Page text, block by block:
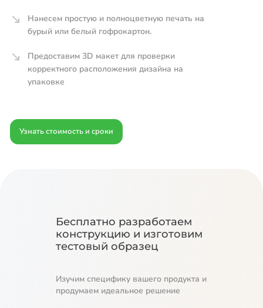
Нанесем простую и полноцветную печать на
бурый или белый гофрокартон.
Предоставим 3D макет для проверки
корректного расположения дизайна на
упаковке
Узнать стоимость и сроки
Бесплатно разработаем
конструкцию и изготовим
тестовый образец
Изучим специфику вашего продукта и
продумаем идеальное решение